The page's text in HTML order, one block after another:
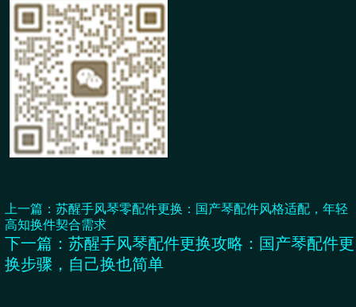
上一篇： 苏醒手风琴零配件更换：国产琴配件风格适配，年轻
高知换件契合需求
下一篇： 苏醒手风琴配件更换攻略：国产琴配件更
换步骤，自己换也简单